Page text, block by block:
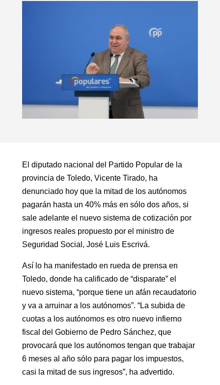
El diputado nacional del Partido Popular de la
provincia de Toledo, Vicente Tirado, ha
denunciado hoy que la mitad de los autónomos
pagarán hasta un 40% más en sólo dos años, si
sale adelante el nuevo sistema de cotización por
ingresos reales propuesto por el ministro de
Seguridad Social, José Luis Escrivá.
Así lo ha manifestado en rueda de prensa en
Toledo, donde ha calificado de “disparate” el
nuevo sistema, “porque tiene un afán recaudatorio
y va a arruinar a los autónomos”. “La subida de
cuotas a los autónomos es otro nuevo infierno
fiscal del Gobierno de Pedro Sánchez, que
provocará que los autónomos tengan que trabajar
6 meses al año sólo para pagar los impuestos,
casi la mitad de sus ingresos”, ha advertido.